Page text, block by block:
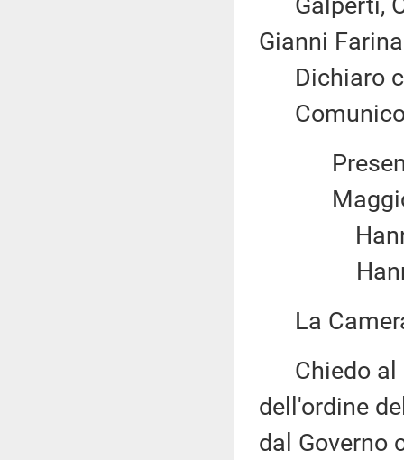
Gianni
Dichiaro
Comunico
Hanno
Hanno
La
Chiedo al
dell'ordine
dal Governo